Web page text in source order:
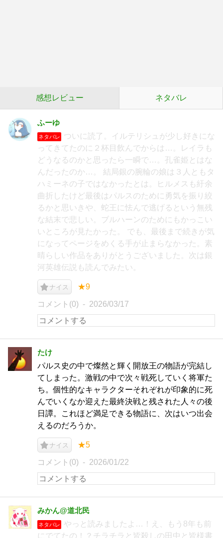
感想レビュー ネタバレ
ふーゆ
ネタバレ
ついに読了。イルテリシュが少し好きにな
ってきてたのに２杯目飲んでからは…。レイラも
どうなるのかと思ったら一瞬で…。孔雀姫とはな
んだったのか…。 結局銀の腕輪の娘は３人ともタ
ハミーネの子ではなかったとは。ヒルメスも紆余
曲折したけど最後はパルスのために勇気を振り絞
るかと思いきや、蛇王に怯んで逃げるという無残
な結末で悲しい。ブルハーンのためにもかっこい
いところが見たかった。 でも、最後まで続きが気
になってページをめくる手が止まらなかった。素
晴らしい作品をありがとうございました。次は銀
河英雄伝説も読んでみたい。
ナイス ★9
コメント(0) 2026/03/17
たけ
パルス史の中で燦然と輝く開放王の物語が完結し
てしまった。激戦の中で次々戦死していく将軍た
ち。個性的なキャラクターそれぞれが印象的に死
んでいくなか迎えた最終決戦と残された人々の後
日譚。これほど満足できる物語に、次はいつ出会
えるのだろうか。
ナイス ★5
コメント(0) 2026/01/22
みかん@道北民
ネタバレ
やっと読みましたよ…！え、もう8年も前
にでてたの！？チラチラと皆殺しの田中と皆様書